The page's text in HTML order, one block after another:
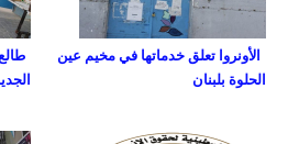
الجديد
الأونروا تعلق خدماتها في مخيم عين
الحلوة بلبنان